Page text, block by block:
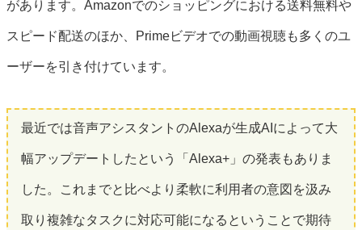
があります。Amazonでのショッピングにおける送料無料や
スピード配送のほか、Primeビデオでの動画視聴も多くのユ
ーザーを引き付けています。
最近では音声アシスタントのAlexaが生成AIによって大
幅アップデートしたという「Alexa+」の発表もありま
した。これまでと比べより柔軟に利用者の意図を汲み
取り複雑なタスクに対応可能になるということで期待